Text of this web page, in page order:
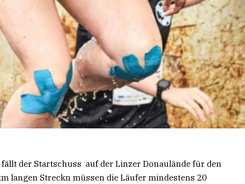
der Startschuss auf der Linzer Donaulände für den
langen Streckn müssen die Läufer mindestens 20